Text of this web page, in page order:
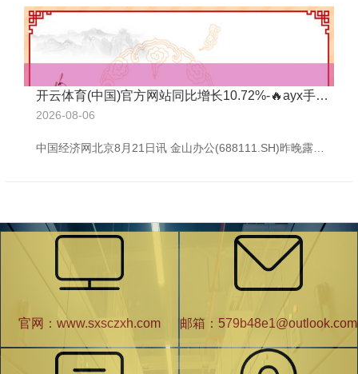
开云体育(中国)官方网站同比增长10.72%-🔥ayx手机版登录(综合)官方网站入口/网页版/安卓/电脑版
2026-08-06
中国经济网北京8月21日讯 金山办公(688111.SH)昨晚露馅的2025年半年度讲演露馅，公司上半年终了生意收入26.57亿元，同比增长10.12%；包摄于上市公司鼓舞的净利润7.47亿元，同比增长3.57%；包摄于上市公司鼓舞的扣除非每每性损益的净利润7.27亿元，同比增长5.77%；目的看成产生的现款流量净额7.38亿元，同比增长17.51%。 上半年，金山办公加权平均净资产收益率为6.35%，同比减少0.68个百分点；扣除非每每性损益后的加权平均净资产收益率6.18%，同比减少0.5
官网：www.sxsczxh.com 邮箱：579b48e1@outlook.com